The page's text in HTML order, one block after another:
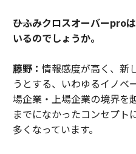
――ひふみクロスオーバーpro
いるのでしょうか。
藤野： 情報感度が高く、新
うとする、いわゆるイノベ
場企業・上場企業の境界を
までになかったコンセプト
多くなっています。